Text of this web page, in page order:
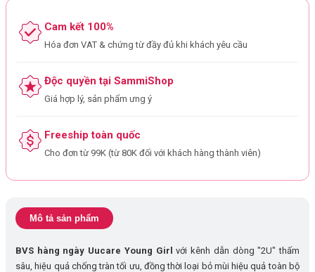
Cam kết 100%
Hóa đơn VAT & chứng từ đầy đủ khi khách yêu cầu
Độc quyền tại SammiShop
Giá hợp lý, sản phẩm ưng ý
Freeship toàn quốc
Cho đơn từ 99K (từ 80K đối với khách hàng thành viên)
Mô tả sản phẩm
BVS hàng ngày Uucare Young Girlvới kênh dẫn dòng "2U" thấm
sâu, hiệu quả chống tràn tối ưu, đồng thời loại bỏ mùi hiệu quả toàn bộ